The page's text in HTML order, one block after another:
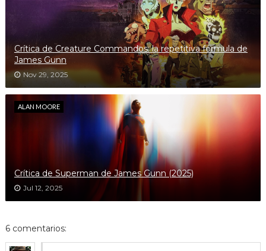
Crítica de Creature Commandos: la repetitiva fórmula de
James Gunn
Nov 29, 2025
ALAN MOORE
Crítica de Superman de James Gunn (2025)
Jul 12, 2025
6 comentarios: